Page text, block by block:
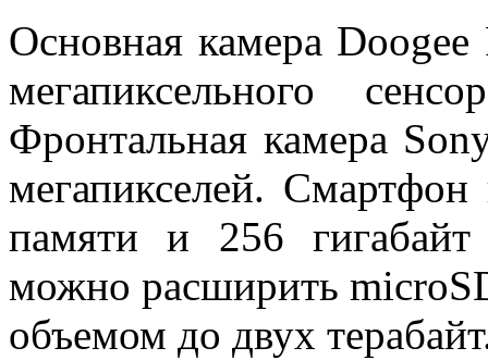
Основная камера
мегапиксельного
Фронтальная камера
мегапикселей. Смартфон
памяти и 256
можно расширить
объемом до двух